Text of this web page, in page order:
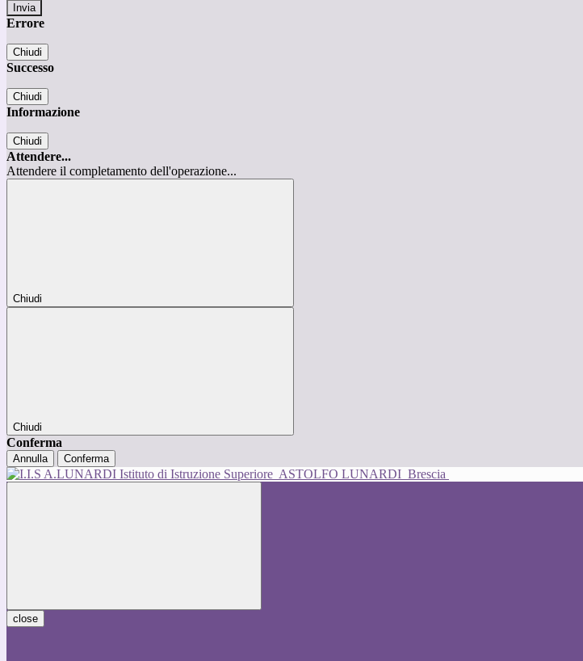
Errore
Chiudi
Successo
Chiudi
Informazione
Chiudi
Attendere...
Attendere il completamento dell'operazione...
Chiudi
Chiudi
Conferma
Annulla Conferma
Istituto di Istruzione Superiore ASTOLFO LUNARDI Brescia
close